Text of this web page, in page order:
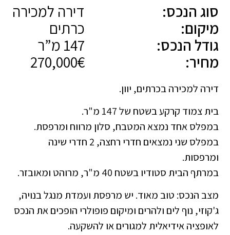
סוג הנכס:
דירה למכירה
מיקום:
כרתים
גודל הנכס:
מחיר:
270,000€
דירה למכירה בכרתים, יוון.
בית צמוד קרקע בשטח של 147 מ"ר.
במפלס אחד נמצא המטבח, סלון מרווח ומרפסת.
במפלס שני נמצאים חדרי רחצה, 2 חדרי שינה
ומרפסות.
במרתף הבית סטודיו בשטח 40 מ"ר, מרוהט ומאובזר.
מצב הנכס: טוב מאוד. יש מרפסת ועמדת מנגל בנויה,
ג'קוזי, נוף לים ולהרים ומיקום פופולרי הופכים את הנכס
לאופציה אידיאלית למגורים או להשקעה.